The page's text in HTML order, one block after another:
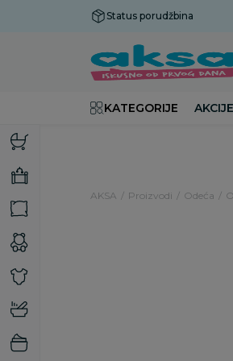
Status porudžbina
KATEGORIJE AKCIJE
AKSA Proizvodi Odeća